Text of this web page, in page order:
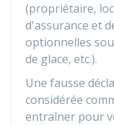
(propriétaire,
d'assurance et
optionnelles
de glace, etc.).
Une fausse
considérée
entraîner pour